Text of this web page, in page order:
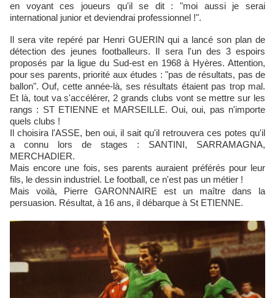
en voyant ces joueurs qu'il se dit : "moi aussi je serai
international junior et deviendrai professionnel !".
Il sera vite repéré par Henri GUERIN qui a lancé son plan de
détection des jeunes footballeurs. Il sera l'un des 3 espoirs
proposés par la ligue du Sud-est en 1968 à Hyères. Attention,
pour ses parents, priorité aux études : "pas de résultats, pas de
ballon". Ouf, cette année-là, ses résultats étaient pas trop mal.
Et là, tout va s'accélérer, 2 grands clubs vont se mettre sur les
rangs : ST ETIENNE et MARSEILLE. Oui, oui, pas n'importe
quels clubs !
Il choisira l'ASSE, ben oui, il sait qu'il retrouvera ces potes qu'il
a connu lors de stages : SANTINI, SARRAMAGNA,
MERCHADIER.
Mais encore une fois, ses parents auraient préférés pour leur
fils, le dessin industriel. Le football, ce n'est pas un métier !
Mais voilà, Pierre GARONNAIRE est un maître dans la
persuasion. Résultat, à 16 ans, il débarque à St ETIENNE.